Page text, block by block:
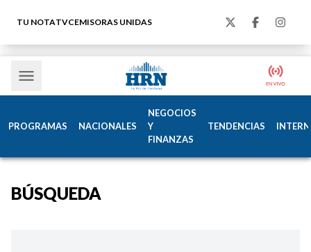
TU NOTATVCEMISORAS UNIDAS
PROGRAMAS NACIONALES
NEGOCIOS
Y
FINANZAS
TENDENCIAS
BÚSQUEDA